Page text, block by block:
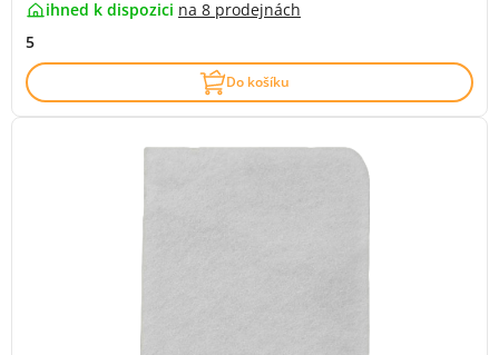
ihned k dispozici na 8 prodejnách
5
Do košíku